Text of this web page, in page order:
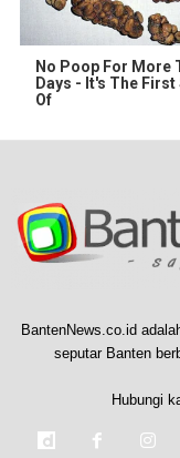
No Poop For More
Days - It's The First
Of
BantenNews.co.id
seputar Banten
Hubungi